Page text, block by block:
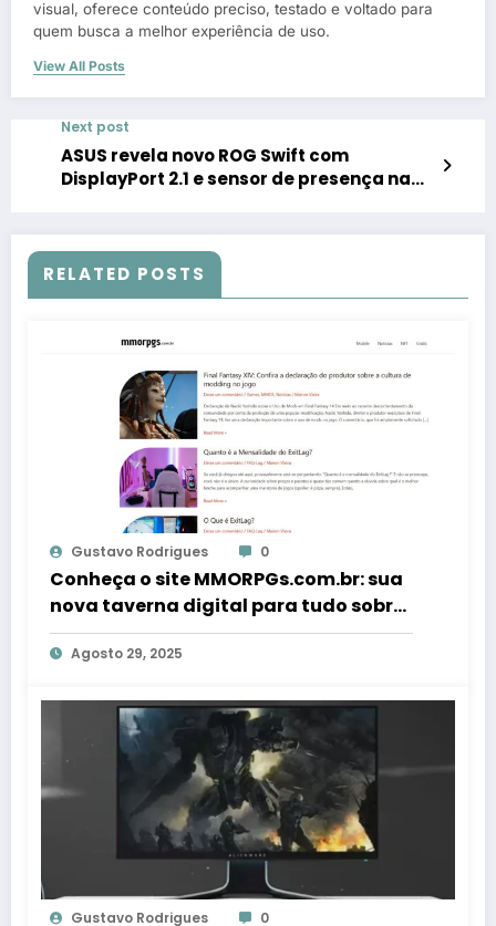
visual, oferece conteúdo preciso, testado e voltado para
quem busca a melhor experiência de uso.
View All Posts
Next post
ASUS revela novo ROG Swift com
DisplayPort 2.1 e sensor de presença na
RELATED POSTS
Gustavo Rodrigues 0
Conheça o site MMORPGs.com.br: sua
nova taverna digital para tudo sobre
jogos MMORPG
Agosto 29, 2025
Gustavo Rodrigues 0